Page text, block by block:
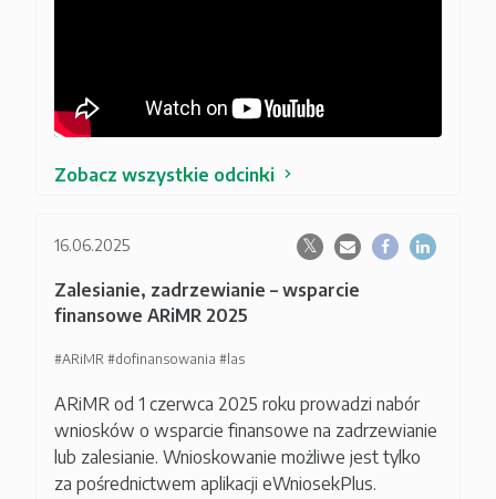
Zobacz wszystkie odcinki
16.06.2025
Zalesianie, zadrzewianie – wsparcie
finansowe ARiMR 2025
#ARiMR #dofinansowania #las
ARiMR od 1 czerwca 2025 roku prowadzi nabór
wniosków o wsparcie finansowe na zadrzewianie
lub zalesianie. Wnioskowanie możliwe jest tylko
za pośrednictwem aplikacji eWniosekPlus.